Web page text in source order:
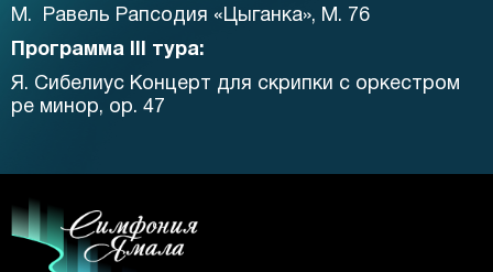
М.
Равель Рапсодия «Цыганка», М. 76
Программа III тура:
Я. Сибелиус Концерт для скрипки с оркестром
ре минор, ор. 47